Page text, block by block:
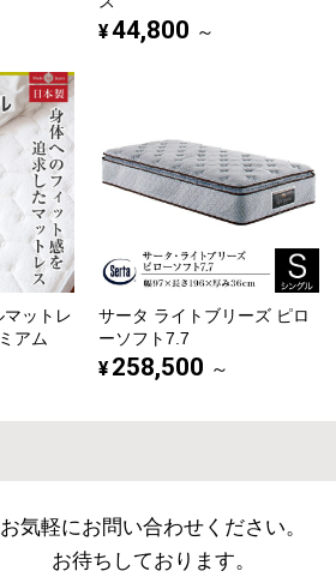
¥44,800 ～
マットレ
アム
サータ ライトブリーズ ピロ
ーソフト7.7
¥ 258,500 ～
お気軽にお問い合わせください。
お待ちしております。